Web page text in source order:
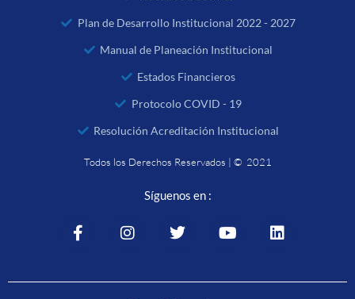
Plan de Desarrollo Institucional 2022 - 2027
Manual de Planeación Institucional
Estados Financieros
Protocolo COVID - 19
Resolución Acreditación Institucional
Todos los Derechos Reservados | © 2021
Síguenos en :